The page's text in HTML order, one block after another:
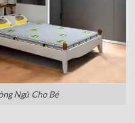
Ngủ Cho Bé